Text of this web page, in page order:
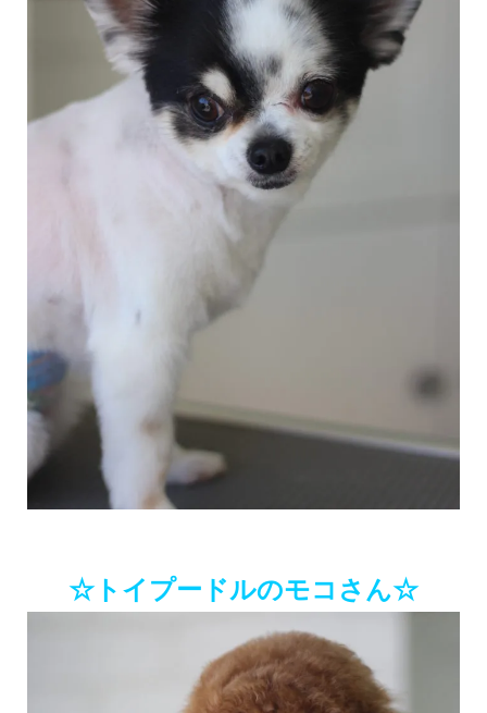
☆トイプードルのモコさん☆